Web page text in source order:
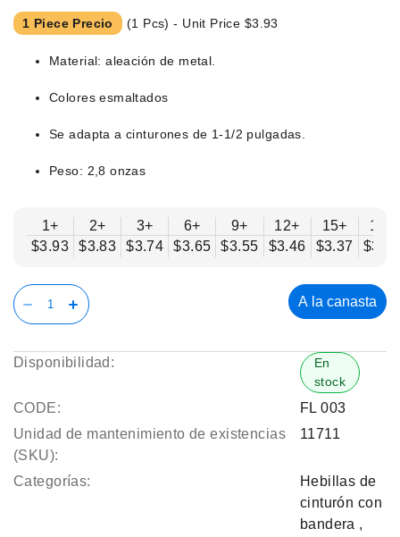
galería
de1 Piece Precio (1 Pcs) - Unit Price $3.93
Material: aleación de metal.
Colores esmaltados
Se adapta a cinturones de 1-1/2 pulgadas.
Peso: 2,8 onzas
1+
$3.93
2+
$3.83
3+
$3.74
6+
$3.65
9+
$3.55
12+
$3.46
15+
$3.37
18+
$3.27
A la canasta
Disponibilidad:
En
stock
CODE:
FL 003
Unidad de mantenimiento de existencias
(SKU):
11711
Categorías:
Hebillas de
cinturón con
bandera ,